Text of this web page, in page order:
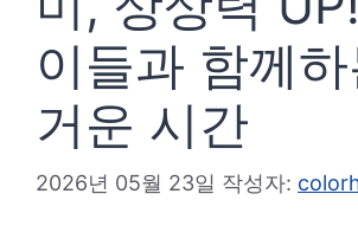
이들과 함께
거운 시간
2026년 05월 23일 작성자: